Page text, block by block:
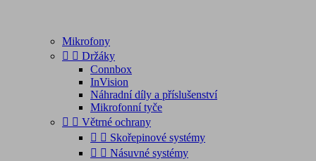
Mikrofony
  Držáky
Connbox
InVision
Náhradní díly a příslušenství
Mikrofonní tyče
  Větrné ochrany
  Skořepinové systémy
  Násuvné systémy